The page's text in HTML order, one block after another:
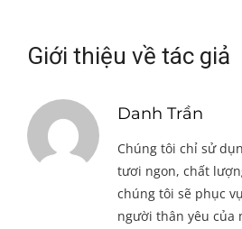
Giới thiệu về tác giả
Danh Trần
Chúng tôi chỉ sử
tươi ngon, chất
chúng tôi sẽ phục
người thân yêu của